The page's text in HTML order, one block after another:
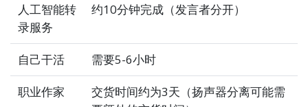
人工智能转
录服务
约10分钟完成（发言者分开）
自己干活 需要5-6小时
职业作家
交货时间约为3天（扬声器分离可能需